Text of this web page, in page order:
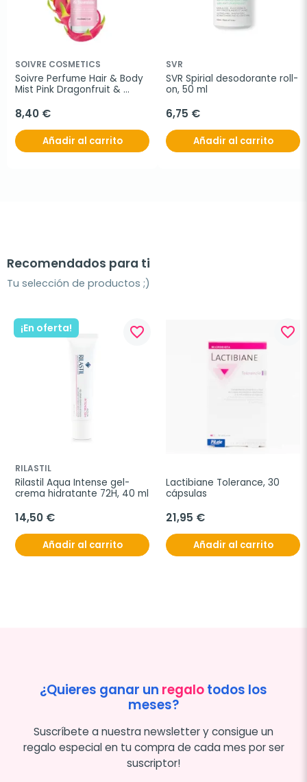
SOIVRE COSMETICS
Soivre Perfume Hair & Body
Mist Pink Dragonfruit &
8,40 €
Añadir al carrito
SVR
SVR Spirial desodorante roll-
on, 50 ml
6,75 €
Añadir al carrito
Recomendados para ti
Tu selección de productos ;)
¡En oferta! favorite_border
RILASTIL
Rilastil Aqua Intense gel-
crema hidratante 72H, 40 ml
14,50 €
Añadir al carrito
favorite_border
Lactibiane Tolerance, 30
cápsulas
21,95 €
Añadir al carrito
¿Quieres ganar un regalotodos los
meses?
Suscríbete a nuestra newsletter y consigue un
regalo especial en tu compra de cada mes por ser
suscriptor!